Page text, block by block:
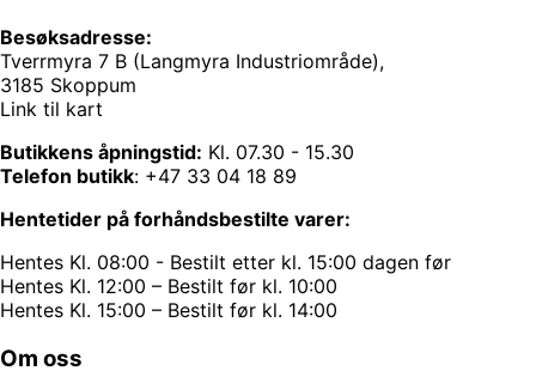
Besøksadresse:
Tverrmyra 7 B (Langmyra Industriområde),
3185 Skoppum
Link til kart
Butikkens åpningstid: Kl. 07.30 - 15.30
Telefon butikk: +47 33 04 18 89
Hentetider på forhåndsbestilte varer:
Hentes Kl. 08:00 - Bestilt etter kl. 15:00 dagen før
Hentes Kl. 12:00 – Bestilt før kl. 10:00
Hentes Kl. 15:00 – Bestilt før kl. 14:00
Om oss